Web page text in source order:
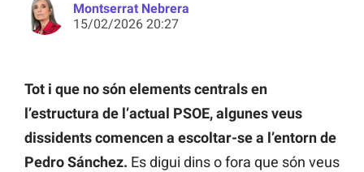
Montserrat Nebrera
15/02/2026 20:27
Tot i que no són elements centrals en
l’estructura de l’actual PSOE, algunes veus
dissidents comencen a escoltar-se a l’entorn de
Pedro Sánchez. Es digui dins o fora que són veus